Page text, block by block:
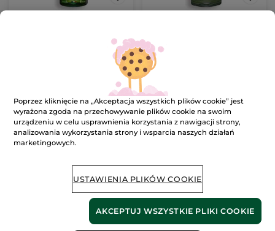
DODAJ DO
KOSZYKA
białym łubinem
209.50 zł / 1l
41.90 zł
DODAJ DO
KOSZYKA
Poprzez kliknięcie na „Akceptacja wszystkich plików cookie” jest
wyrażona zgoda na przechowywanie plików cookie na swoim
urządzeniu w celu usprawnienia korzystania z nawigacji strony,
analizowania wykorzystania strony i wsparcia naszych działań
marketingowych.
USTAWIENIA PLIKÓW COOKIE
AKCEPTUJ WSZYSTKIE PLIKI COOKIE